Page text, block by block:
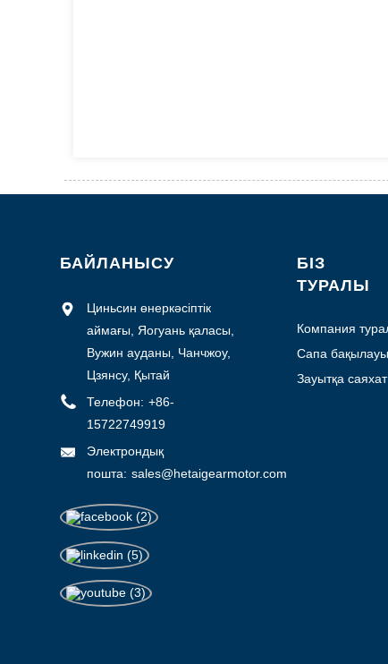
БАЙЛАНЫСУ
Циньсин өнеркәсіптік
аймағы, Яогуань қаласы,
Вужин ауданы, Чанчжоу,
Цзянсу, Қытай
Телефон: +86-
15722749919
Электрондық
пошта: sales@hetaigearmotor.com
БІЗ
ТУРАЛЫ
Компания
мәлімет
Сапа бақылауы
Зауытқа саяхат